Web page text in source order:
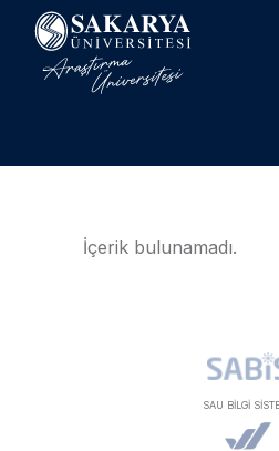
İçerik bulunamadı.
SAU BİLGİ